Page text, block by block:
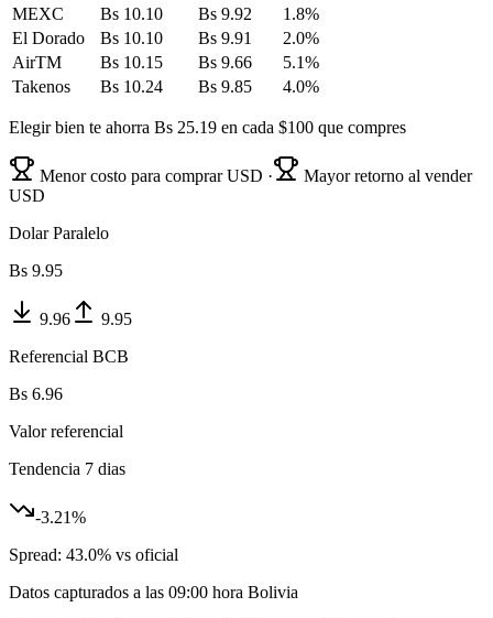
MEXC
Bs 10.10 Bs 9.92 1.8%
El Dorado
Bs 10.10 Bs 9.91 2.0%
AirTM
Bs 10.15 Bs 9.66 5.1%
Takenos
Bs 10.24 Bs 9.85 4.0%
Elegir bien te ahorra Bs 25.19 en cada $100 que compres
Menor costo para comprar USD ·
Mayor retorno al vender
USD
Dolar Paralelo
Bs 9.95
9.96
9.95
Referencial BCB
Bs 6.96
Valor referencial
Tendencia 7 dias
-3.21%
Spread: 43.0% vs oficial
Datos capturados a las 09:00 hora Bolivia